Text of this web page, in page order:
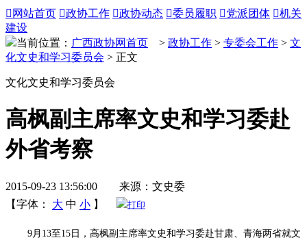
 网站首页 政协工作 政协动态 委员履职 党派团体 机关
建设
当前位置： 广西政协网首页 > 政协工作 > 专委会工作 > 文
化文史和学习委员会 > 正文
文化文史和学习委员会
高枫副主席率文史和学习委赴
外省考察
2015-09-23 13:56:00 来源：文史委
【字体：
大 中 小 】 打印
9月13至15日，高枫副主席率文史和学习委赴甘肃、青海两省就文